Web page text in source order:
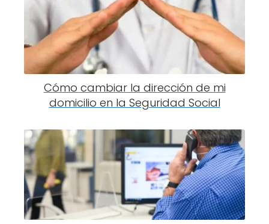
Cómo cambiar la dirección de mi
domicilio en la Seguridad Social